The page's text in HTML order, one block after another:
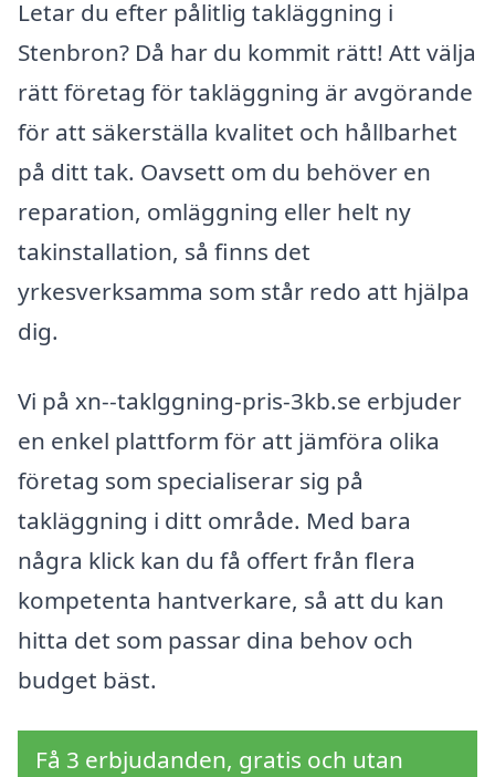
Letar du efter pålitlig takläggning i
Stenbron? Då har du kommit rätt! Att välja
rätt företag för takläggning är avgörande
för att säkerställa kvalitet och hållbarhet
på ditt tak. Oavsett om du behöver en
reparation, omläggning eller helt ny
takinstallation, så finns det
yrkesverksamma som står redo att hjälpa
dig.
Vi på xn--taklggning-pris-3kb.se erbjuder
en enkel plattform för att jämföra olika
företag som specialiserar sig på
takläggning i ditt område. Med bara
några klick kan du få offert från flera
kompetenta hantverkare, så att du kan
hitta det som passar dina behov och
budget bäst.
Få 3 erbjudanden, gratis och utan